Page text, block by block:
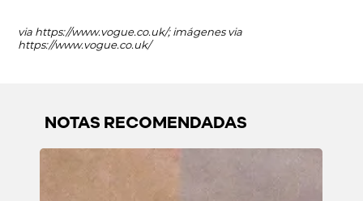
via https://www.vogue.co.uk/; imágenes via
https://www.vogue.co.uk/
NOTAS RECOMENDADAS